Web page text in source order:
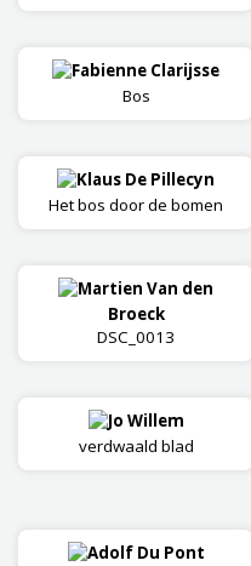
Fabienne Clarijsse
Bos
Klaus De Pillecyn
Het bos door de bomen
Martien Van den
Broeck
DSC_0013
Jo Willem
verdwaald blad
Adolf Du Pont